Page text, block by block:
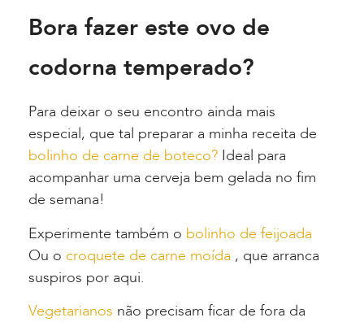
Bora fazer este ovo de
codorna temperado?
Para deixar o seu encontro ainda mais
especial, que tal preparar a minha receita de
bolinho de carne de boteco? Ideal para
acompanhar uma cerveja bem gelada no fim
de semana!
Experimente também o bolinho de feijoada
Ou o croquete de carne moída , que arranca
suspiros por aqui.
Vegetarianos não precisam ficar de fora da